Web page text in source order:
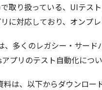
取り扱っている、UIテスト
に対応しており、オンプ
多くのレガシー・サード
プリのテスト自動化につ
は、以下からダウンロー